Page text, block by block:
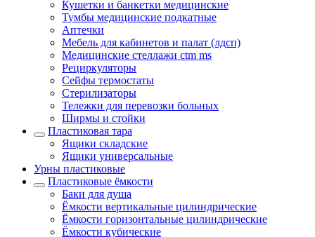
Кушетки и банкетки медицинские
Тумбы медицинские подкатные
Аптечки
Мебель для кабинетов и палат (лдсп)
Медицинские стеллажи ctm ms
Рециркуляторы
Сейфы термостаты
Стерилизаторы
Тележки для перевозки больных
Ширмы и стойки
Пластиковая тара
Ящики складские
Ящики универсальные
Урны пластиковые
Пластиковые ёмкости
Баки для душа
Ёмкости вертикальные цилиндрические
Ёмкости горизонтальные цилиндрические
Ёмкости кубические